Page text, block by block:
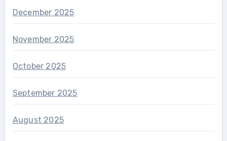
December 2025
November 2025
October 2025
September 2025
August 2025